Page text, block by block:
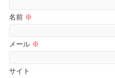
名前 ※
メール ※
サイト